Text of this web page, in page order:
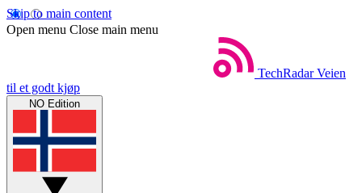
Skip to main content
Open menu Close main menu
TechRadar Veien
til et godt kjøp
NO Edition